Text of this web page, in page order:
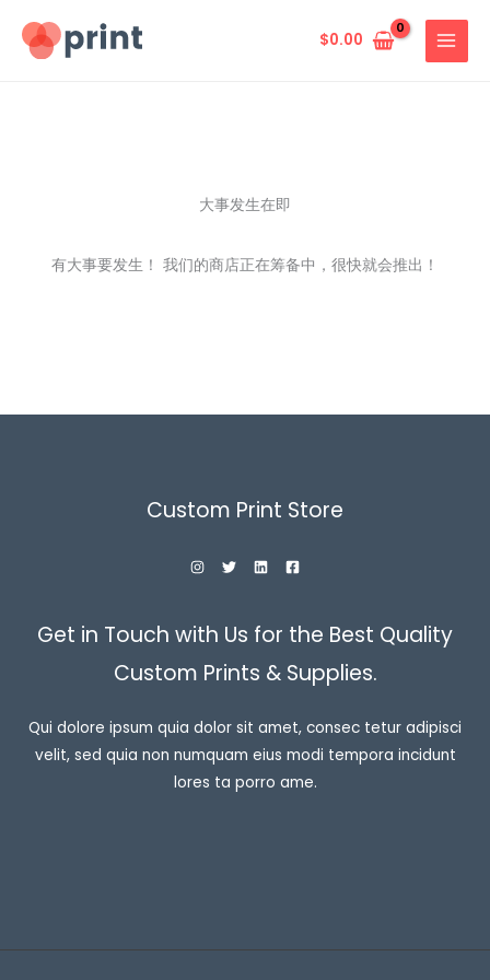
$0.00
大事发生在即
有大事要发生！ 我们的商店正在筹备中，很快就会推出！
Custom Print Store
Get in Touch with Us for the Best Quality
Custom Prints & Supplies.
Qui dolore ipsum quia dolor sit amet, consec tetur adipisci
velit, sed quia non numquam eius modi tempora incidunt
lores ta porro ame.